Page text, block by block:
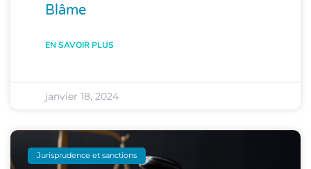
Blâme
EN SAVOIR PLUS
janvier 18, 2024
Jurisprudence et sanctions